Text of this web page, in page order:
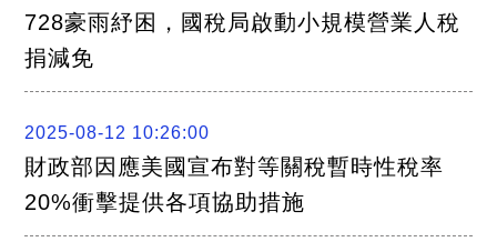
728豪雨紓困，國稅局啟動小規模營業人稅
捐減免
2025-08-12 10:26:00
財政部因應美國宣布對等關稅暫時性稅率
20%衝擊提供各項協助措施